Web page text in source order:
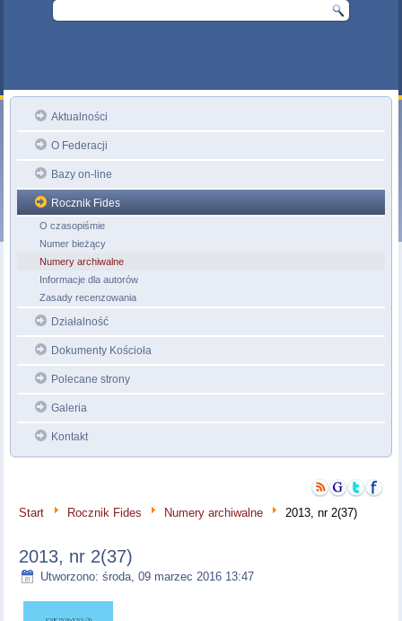
Aktualności
O Federacji
Bazy on-line
Rocznik Fides
O czasopiśmie
Numer bieżący
Numery archiwalne
Informacje dla autorów
Zasady recenzowania
Działalność
Dokumenty Kościoła
Polecane strony
Galeria
Kontakt
Start Rocznik Fides Numery archiwalne 2013, nr 2(37)
2013, nr 2(37)
Utworzono: środa, 09 marzec 2016 13:47